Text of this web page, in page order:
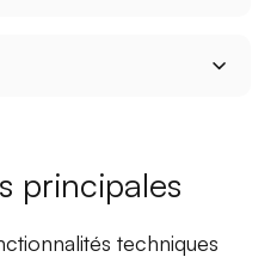
principales
techniques